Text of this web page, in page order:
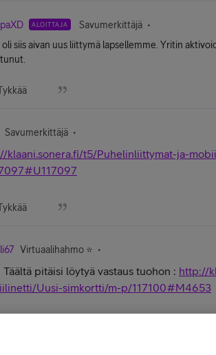
ALOITTAJA Savumerkittäjä
oli siis aivan uus liittymä lapsellemme. Yritin
Savumerkittäjä
klaani.sonera.fi/t5/Puhelinliittymat-ja-
Virtuaalihahmo ⭐️
Täältä pitäisi löytyä vastaus tuohon : http://
Uusi-simkortti/m-p/117100#M4653